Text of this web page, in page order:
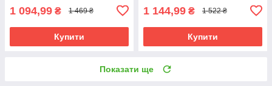
1 094,99 ₴ 1 469 ₴
Купити
1 144,99 ₴ 1 522 ₴
Купити
Показати ще